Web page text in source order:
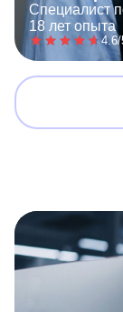
Специалист
18 лет опыта
4.6/